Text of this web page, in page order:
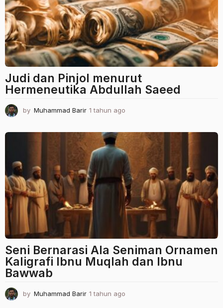
g
o
Judi dan Pinjol menurut
Hermeneutika Abdullah Saeed
by Muhammad Barir 1 tahun ago
h
n
a
g
o
Seni Bernarasi Ala Seniman Ornamen
Kaligrafi Ibnu Muqlah dan Ibnu
Bawwab
by Muhammad Barir 1 tahun ago